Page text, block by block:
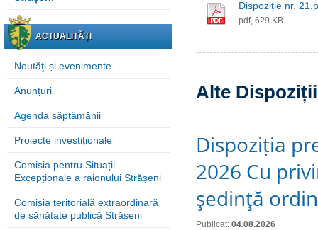
ACTUALITĂȚI
Noutăţi și evenimente
Anunțuri
Agenda săptămânii
Proiecte investiționale
Comisia pentru Situații
Excepționale a raionului Strășeni
Comisia teritorială extraordinară
de sănătate publică Strășeni
Dispoziție nr.
pdf, 629 KB
Alte
Dispoziția
2026 Cu
şedinţă
Publicat: 04.08.2026